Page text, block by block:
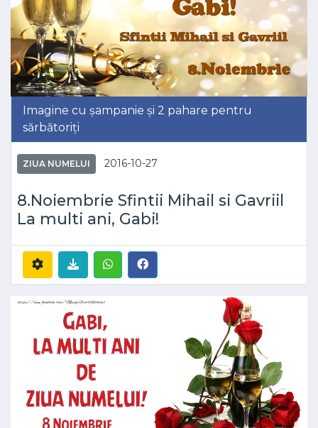
Imagine cu șampanie și 2 pahare pentru
sărbătoriți
ZIUA NUMELUI 2016-10-27
8.Noiembrie Sfintii Mihail si Gavriil
La multi ani, Gabi!